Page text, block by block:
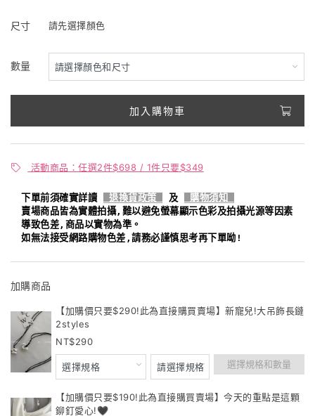
尺寸 請先選擇顏色
數量
加入購物車
活動商品：任選2件$698 / 1件只要$349
下單前須確實詳讀 退換貨政策 及
購物須知
賣場商品皆為實體拍攝,難以避免螢幕顯示色彩及拍攝光源等因素
導致色差,商品以實物為準。
如無法接受網路購物色差,請務必謹慎思考再下單呦!
加購商品
【加購價只要$290!此為直接購買賣場】新寵兒!大吊飾長鏈
2styles
290
選擇規格和數量
【加購價只要$190!此為直接購買賣場】今天的重點是這顆
鉚釘愛心!🖤